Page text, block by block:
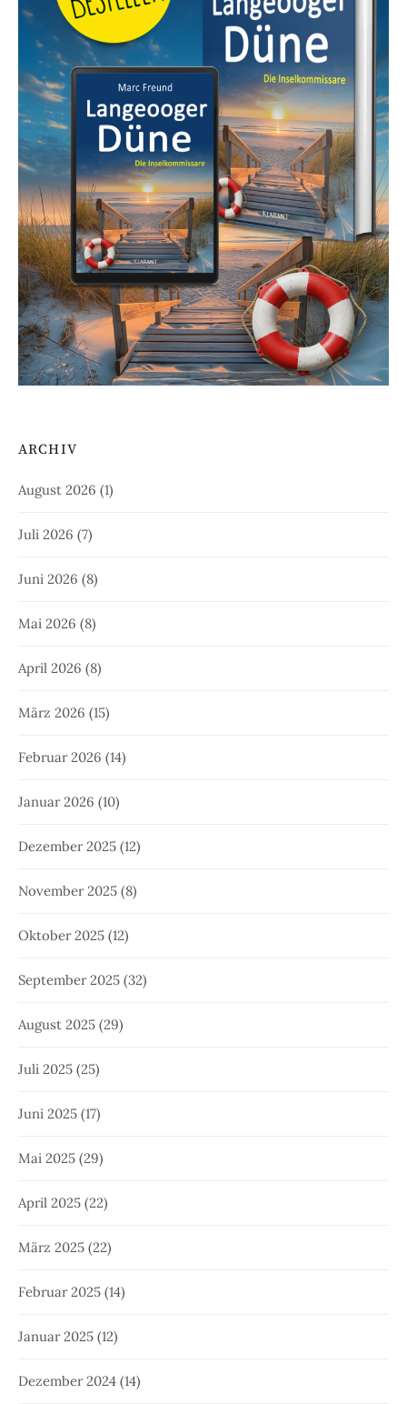
ARCHIV
August 2026 (1)
Juli 2026 (7)
Juni 2026 (8)
Mai 2026 (8)
April 2026 (8)
März 2026 (15)
Februar 2026 (14)
Januar 2026 (10)
Dezember 2025 (12)
November 2025 (8)
Oktober 2025 (12)
September 2025 (32)
August 2025 (29)
Juli 2025 (25)
Juni 2025 (17)
Mai 2025 (29)
April 2025 (22)
März 2025 (22)
Februar 2025 (14)
Januar 2025 (12)
Dezember 2024 (14)